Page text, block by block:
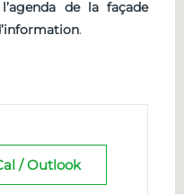
l’agenda de la façade
.
/ Outlook